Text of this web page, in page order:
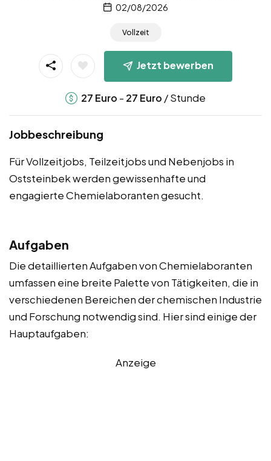
02/08/2026
Vollzeit
Jetzt bewerben
27 Euro - 27 Euro / Stunde
Jobbeschreibung
Für Vollzeitjobs, Teilzeitjobs und Nebenjobs in
Oststeinbek werden gewissenhafte und
engagierte Chemielaboranten gesucht.
Aufgaben
Die detaillierten Aufgaben von Chemielaboranten
umfassen eine breite Palette von Tätigkeiten, die in
verschiedenen Bereichen der chemischen Industrie
und Forschung notwendig sind. Hier sind einige der
Hauptaufgaben:
Anzeige